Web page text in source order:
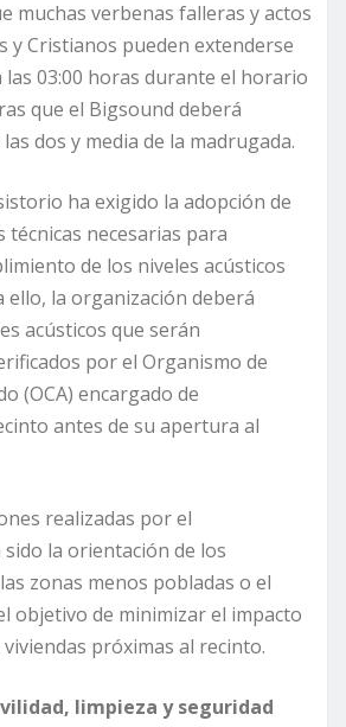
muchas verbenas falleras y actos
y Cristianos pueden extenderse
03:00 horas durante el horario
que el Bigsound deberá
dos y media de la madrugada.
ha exigido la adopción de
técnicas necesarias para
de los niveles acústicos
ello, la organización deberá
acústicos que serán
por el Organismo de
(OCA) encargado de
antes de su apertura al
realizadas por el
la orientación de los
zonas menos pobladas o el
objetivo de minimizar el impacto
próximas al recinto.
limpieza y seguridad